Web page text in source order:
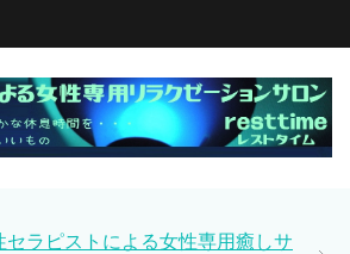
ラピストによる女性専用癒しサ